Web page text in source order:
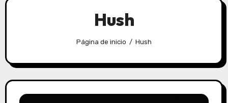
Hush
Página de inicio Hush